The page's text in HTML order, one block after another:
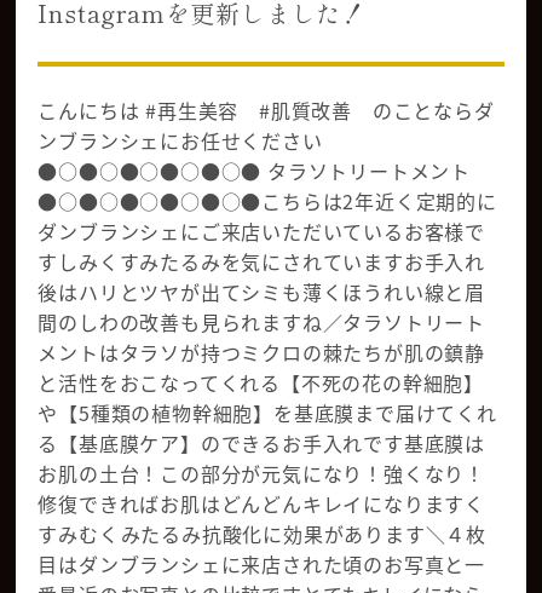
Instagramを更新しました！
こんにちは #再生美容 #肌質改善 のことならダ
ンブランシェにお任せください
●○●○●○●○●○● タラソトリートメント
●○●○●○●○●○●こちらは2年近く定期的に
ダンブランシェにご来店いただいているお客様で
す︎しみ︎くすみ︎たるみを気にされていますお手入れ
後はハリとツヤが出てシミも薄くほうれい線と眉
間のしわの改善も見られますね／タラソトリート
メントはタラソが持つミクロの棘たちが肌の鎮静
と活性をおこなってくれる【不死の花の幹細胞】
や【5種類の植物幹細胞】を基底膜まで届けてくれ
る【基底膜ケア】のできるお手入れです基底膜は
お肌の土台！この部分が元気になり！強くなり！
修復できればお肌はどんどんキレイになりますく
すみむくみたるみ抗酸化に効果があります＼４枚
目はダンブランシェに来店された頃のお写真と一